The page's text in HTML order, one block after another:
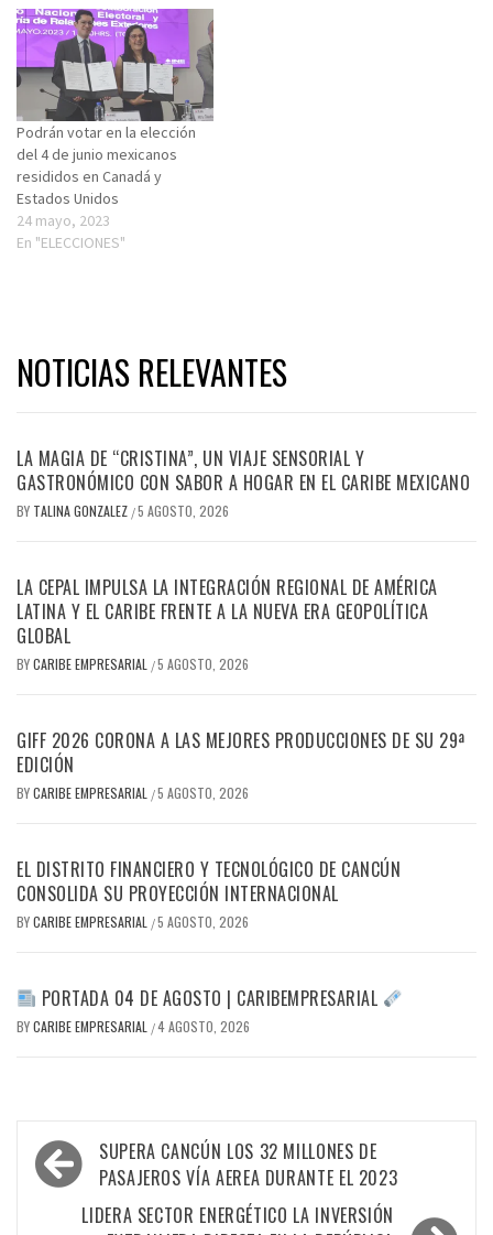
Podrán votar en la elección
del 4 de junio mexicanos
resididos en Canadá y
Estados Unidos
24 mayo, 2023
En "ELECCIONES"
NOTICIAS RELEVANTES
LA MAGIA DE “CRISTINA”, UN VIAJE SENSORIAL Y
GASTRONÓMICO CON SABOR A HOGAR EN EL CARIBE MEXICANO
BY TALINA GONZALEZ /5 AGOSTO, 2026
LA CEPAL IMPULSA LA INTEGRACIÓN REGIONAL DE AMÉRICA
LATINA Y EL CARIBE FRENTE A LA NUEVA ERA GEOPOLÍTICA
GLOBAL
BYCARIBE EMPRESARIAL /5 AGOSTO, 2026
GIFF 2026 CORONA A LAS MEJORES PRODUCCIONES DE SU 29ª
EDICIÓN
BYCARIBE EMPRESARIAL /5 AGOSTO, 2026
EL DISTRITO FINANCIERO Y TECNOLÓGICO DE CANCÚN
CONSOLIDA SU PROYECCIÓN INTERNACIONAL
BYCARIBE EMPRESARIAL /5 AGOSTO, 2026
PORTADA 04 DE AGOSTO | CARIBEMPRESARIAL
BYCARIBE EMPRESARIAL /4 AGOSTO, 2026
Navegación
de
entradas
SUPERA CANCÚN LOS 32 MILLONES DE
PASAJEROS VÍA AEREA DURANTE EL 2023
LIDERA SECTOR ENERGÉTICO LA INVERSIÓN